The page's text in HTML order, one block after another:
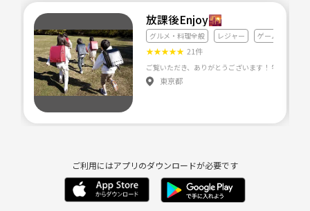
放課後Enjoy🌇
グルメ・料理全般 レジャー ゲーム
★★★★★ 21件
東京都
ご利用にはアプリのダウンロードが必要です